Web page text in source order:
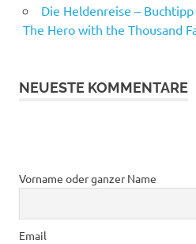
Die Heldenreise –
The Hero with the Thousand
NEUESTE KOMMENTARE
Vorname oder ganzer Name
Email